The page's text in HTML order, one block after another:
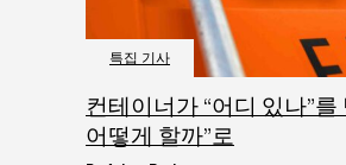
특집 기사
컨테이너가 “어디 있나”를
어떻게 할까”로